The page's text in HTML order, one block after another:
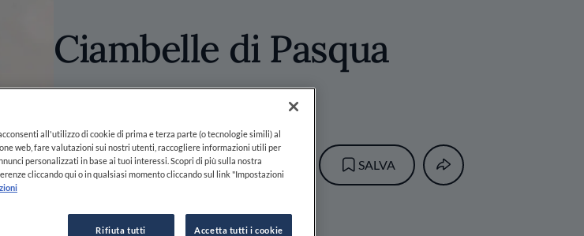
Ciambelle di Pasqua
DAFINE DINING LOVERS
REDAZIONE
SALVA
all'utilizzo di cookie di prima e terza parte (o tecnologie simili) al
web, fare valutazioni sui nostri utenti, raccogliere informazioni utili per
personalizzati in base ai tuoi interessi. Scopri di più sulla nostra
cliccando qui o in qualsiasi momento cliccando sul link "Impostazioni
Rifiuta tutti Accetta tutti i cookie